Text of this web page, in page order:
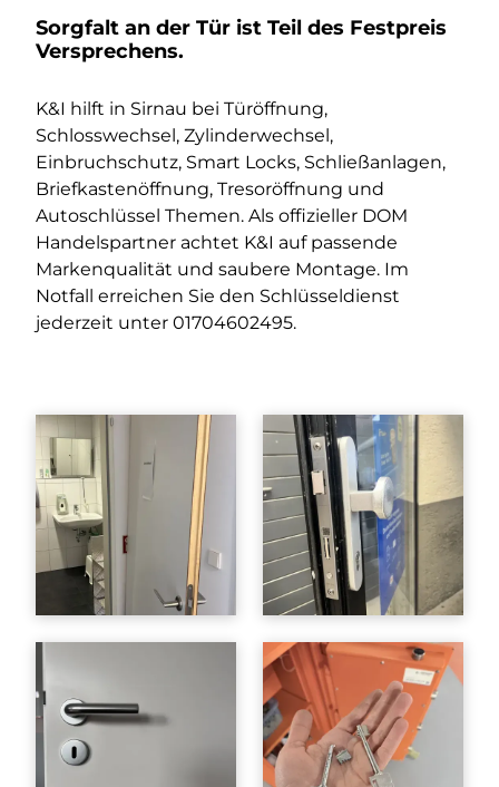
Sorgfalt an der Tür ist Teil des Festpreis
Versprechens.
K&I hilft in Sirnau bei Türöffnung,
Schlosswechsel, Zylinderwechsel,
Einbruchschutz, Smart Locks, Schließanlagen,
Briefkastenöffnung, Tresoröffnung und
Autoschlüssel Themen. Als offizieller DOM
Handelspartner achtet K&I auf passende
Markenqualität und saubere Montage. Im
Notfall erreichen Sie den Schlüsseldienst
jederzeit unter01704602495.